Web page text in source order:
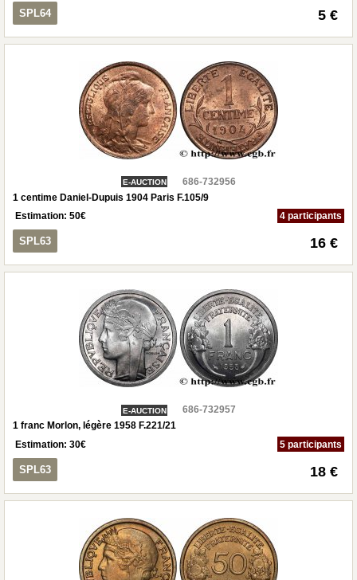
SPL64 5 €
E-AUCTION
686-732956
1 centime Daniel-Dupuis 1904 Paris F.105/9
Estimation: 50€ 4 participants
SPL63 16 €
E-AUCTION
686-732957
1 franc Morlon, légère 1958 F.221/21
Estimation: 30€ 5 participants
SPL63 18 €